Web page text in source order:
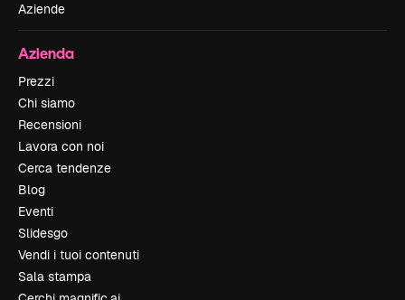
Aziende
Azienda
Prezzi
Chi siamo
Recensioni
Lavora con noi
Cerca tendenze
Blog
Eventi
Slidesgo
Vendi i tuoi contenuti
Sala stampa